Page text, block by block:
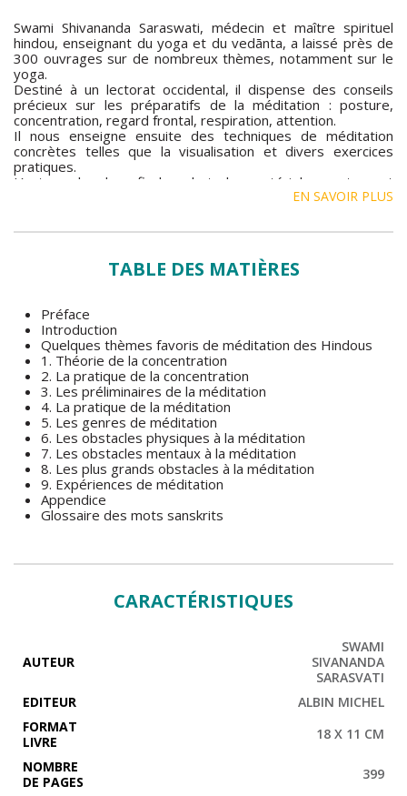
Swami Shivananda Saraswati, médecin et maître spirituel
hindou, enseignant du yoga et du vedānta, a laissé près de
300 ouvrages sur de nombreux thèmes, notamment sur le
yoga.
Destiné à un lectorat occidental, il dispense des conseils
précieux sur les préparatifs de la méditation : posture,
concentration, regard frontal, respiration, attention.
Il nous enseigne ensuite des techniques de méditation
concrètes telles que la visualisation et divers exercices
pratiques.
L’auteur aborde enfin les obstacles matériels, mentaux et
spirituels en illustrant ses propos par la description d’un
Un ouvrage utile pour quiconque souhaite s’initier ou
EN SAVOIR PLUS
TABLE DES MATIÈRES
Préface
Introduction
Quelques thèmes favoris de méditation des Hindous
1. Théorie de la concentration
2. La pratique de la concentration
3. Les préliminaires de la méditation
4. La pratique de la méditation
5. Les genres de méditation
6. Les obstacles physiques à la méditation
7. Les obstacles mentaux à la méditation
8. Les plus grands obstacles à la méditation
9. Expériences de méditation
Appendice
Glossaire des mots sanskrits
CARACTÉRISTIQUES
AUTEUR
SWAMI
SIVANANDA
SARASVATI
EDITEUR
ALBIN MICHEL
FORMAT
LIVRE
18 X 11 CM
NOMBRE
DE PAGES
399